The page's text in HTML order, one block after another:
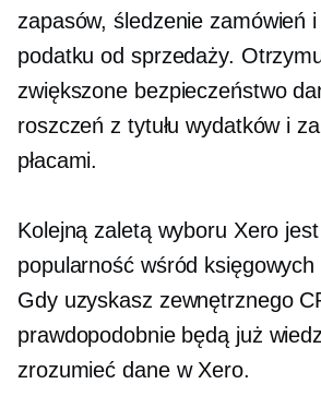
zapasów, śledzenie zamówień
podatku od sprzedaży.
zwiększone bezpieczeństwo
roszczeń z tytułu wydatków i
płacami.
Kolejną zaletą wyboru Xero
popularność wśród księgowych
Gdy uzyskasz zewnętrznego
prawdopodobnie będą już
zrozumieć dane w Xero.